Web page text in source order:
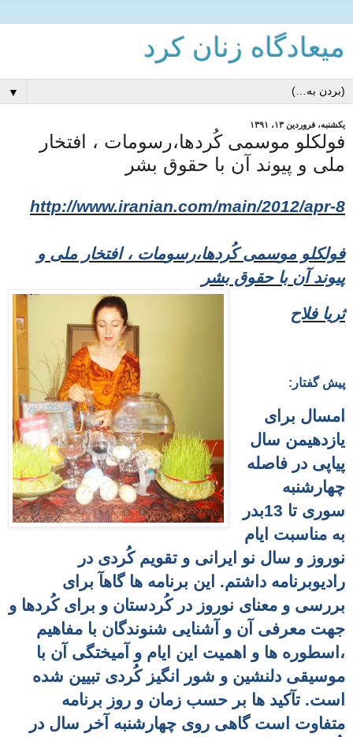
میعادگاه زنان كرد
▼
یکشنبه، فروردین ۱۳، ۱۳۹۱
فولکلو موسمی کُردها،رسومات ، افتخار
ملی و پیوند آن با حقوق بشر
http://www.iranian.com/main/2012/apr-8
فولکلو موسمیکُردها،رسومات ، افتخار ملی و
پیوند آن با حقوق بشر
ثریا فلاح
پیش گفتار:
امسال برای
یازدهیمن سال
پیاپی در فاصله
چهارشنبه
سوری تا 13بدر
به مناسبت ایام
نوروز و سال نو ایرانی و تقویم کُردی در
رادیوبرنامه داشتم. این برنامه هاگاهآ برای
بررسی و معنای نوروز در کُردستان و برای کُردها و
جهت معرفی آن و آشنایی شنوندگان با مفاهیم
،اسطوره ها و اهمیت این ایام و آمیختگی آن با
موسیقی دلنشین و شور انگیز کُردی تبیین شده
است. تآکید ها بر حسب زمان و روز برنامه
متفاوت است گاهی روی چهارشنبه آخر سال در